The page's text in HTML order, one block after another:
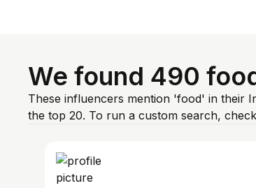
We found 490
These influencers mention 'food' in their
the top 20. To run a custom search,